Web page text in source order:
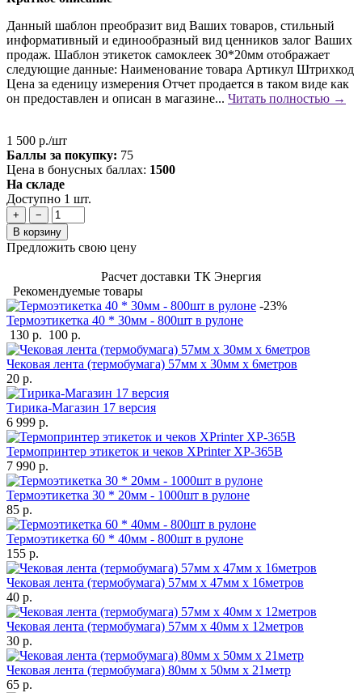
Данный шаблон преобразит вид Ваших товаров, стильный
информативный и единообразный вид ценников залог Ваших
продаж. Шаблон этикеток самоклеек 30*20мм отображает
следующие данные: Наименование товара Артикул Штрихкод
Цена за еденицу измерения Отчет продается в таком виде как
он предоставлен и описан в магазине... Читать полностью →
1 500 р./шт
Баллы за покупку: 75
Цена в бонусных баллах: 1500
На складе
Доступно 1 шт.
+
−
В корзину
Предложить свою цену
Расчет доставки ТК Энергия
Рекомендуемые товары
-23%
Термоэтикетка 40 * 30мм - 800шт в рулоне
130 р. 100 р.
Чековая лента (термобумага) 57мм x 30мм х 6метров
20 р.
Тирика-Магазин 17 версия
6 999 р.
Термопринтер этикеток и чеков XPrinter XP-365B
7 990 р.
Термоэтикетка 30 * 20мм - 1000шт в рулоне
85 р.
Термоэтикетка 60 * 40мм - 800шт в рулоне
155 р.
Чековая лента (термобумага) 57мм x 47мм х 16метров
40 р.
Чековая лента (термобумага) 57мм x 40мм х 12метров
30 р.
Чековая лента (термобумага) 80мм x 50мм х 21метр
65 р.